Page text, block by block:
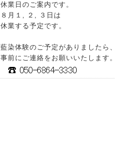
休業日のご案内です。
８月１, ２, ３日は
休業する予定です。
藍染体験のご予定がありましたら
事前にご連絡をお願いいたします